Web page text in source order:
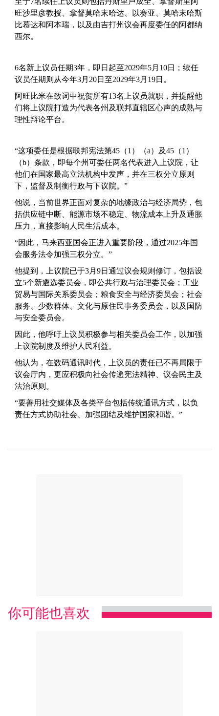
旺沙里彦教授、拿督莫哈末哈达、以赛亚、莫哈末哈斯
比慕达和阿本瑞，以及由吉打州议会再度委任的阿都纳
西尔。
6名新上议员任期3年，即日起至2029年5月10日；续任
议员任期则从今年3月20日至2029年3月19日。
阿旺比米在致词中祝贺所有13名上议员就职，并提醒他
们将上议院打造为代表各州及联邦直辖区心声的成熟与
理性辩论平台。
“这项委任是根据联邦宪法第45（1）（a）及45（1）
（b）条款，即每个州可委任两名代表进入上议院，让
他们在国家最高立法机构中发声，并在三权分立原则
下，监督及制衡行政与下议院。”
他说，当前世界正面对复杂的地缘政治与经济局势，包
括供应链中断、能源市场不稳定、物流成本上升及通胀
压力，直接影响人民生活成本。
“因此，马来西亚国会正进入重要阶段，通过2025年国
会服务法令加强三权分立。”
他提到，上议院已于3月9日通过议会规则修订，包括设
立5个新遴选委员会，即公共行政与治理委员会；工业
贸易与国际关系委员会；粮食安全与经济委员会；社会
服务、少数群体、文化与原住民事务委员会，以及国防
与安全委员会。
因此，他呼吁上议员积极参与相关委员会工作，以加强
上议院制度及维护人民利益。
他认为，在数码通讯时代，上议员的责任已不再局限于
议会厅内，更应积极向社会传递宪法精神、议会民主及
法治原则。
“要善用社交媒体及各类平台包括传统通讯方式，以负
责任方式协助社会、加强团结及维护国家和谐。”
你可能也喜欢